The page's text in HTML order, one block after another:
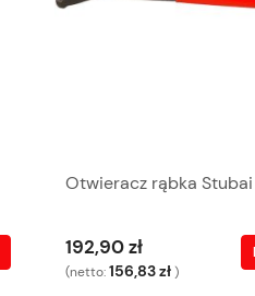
Otwieracz rąbka
192,90 zł
(netto:156,83 zł )